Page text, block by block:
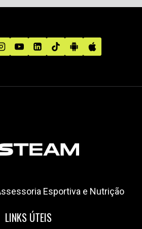
Esportiva e Nutrição
LINKS ÚTEIS